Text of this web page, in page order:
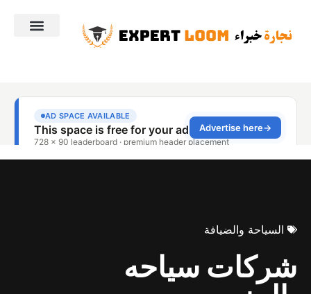
السياحة والضيافة
شركات سياحه